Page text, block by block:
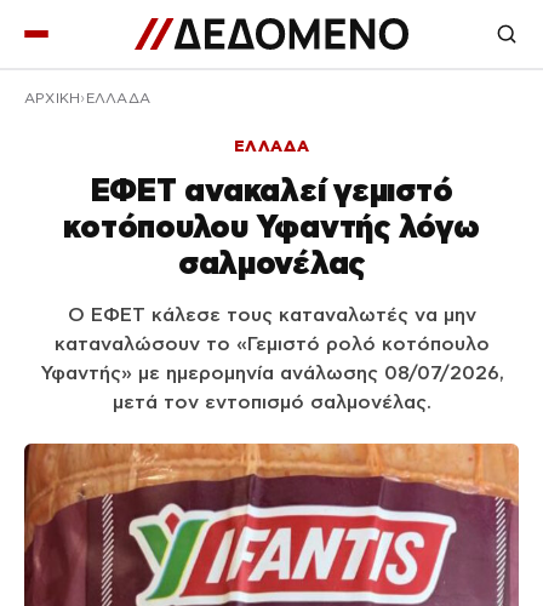
ΑΡΧΙΚΉ ΕΛΛΑΔΑ
ΕΛΛΑΔΑ
ΕΦΕΤ ανακαλεί γεμιστό
κοτόπουλου Υφαντής λόγω
σαλμονέλας
Ο ΕΦΕΤ κάλεσε τους καταναλωτές να μην
καταναλώσουν το «Γεμιστό ρολό κοτόπουλο
Υφαντής» με ημερομηνία ανάλωσης 08/07/2026,
μετά τον εντοπισμό σαλμονέλας.